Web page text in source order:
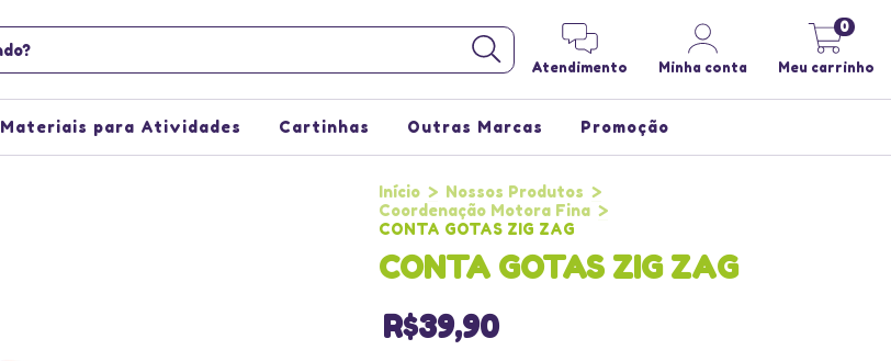
Atendimento Minha conta Meu carrinho
0
Materiais para Atividades Cartinhas Outras Marcas Promoção
Início > Nossos Produtos >
Coordenação Motora Fina >
CONTA GOTAS ZIG ZAG
CONTA GOTAS ZIG ZAG
R$39,90